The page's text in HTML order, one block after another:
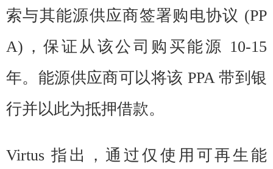
索与其能源供应商签署购电协议 (PP
A)，保证从该公司购买能源 10-15
年。能源供应商可以将该 PPA 带到银
行并以此为抵押借款。
Virtus 指出，通过仅使用可再生能